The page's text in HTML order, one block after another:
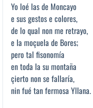
Yo loé las de Moncayo
e sus gestos e colores,
de lo qual non me retrayo,
e la moçuela de Bores;
pero tal fisonomía
en toda la su montaña
çierto non se fallaría,
nin fué tan fermosa Yllana.